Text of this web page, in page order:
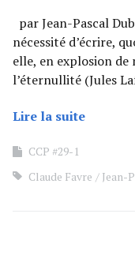
par Jean-Pascal
nécessité d’écrire,
elle, en explosion de
l’éternullité (Jules
Lire la suite
CCP #29-1
Claude Favre
Jean-